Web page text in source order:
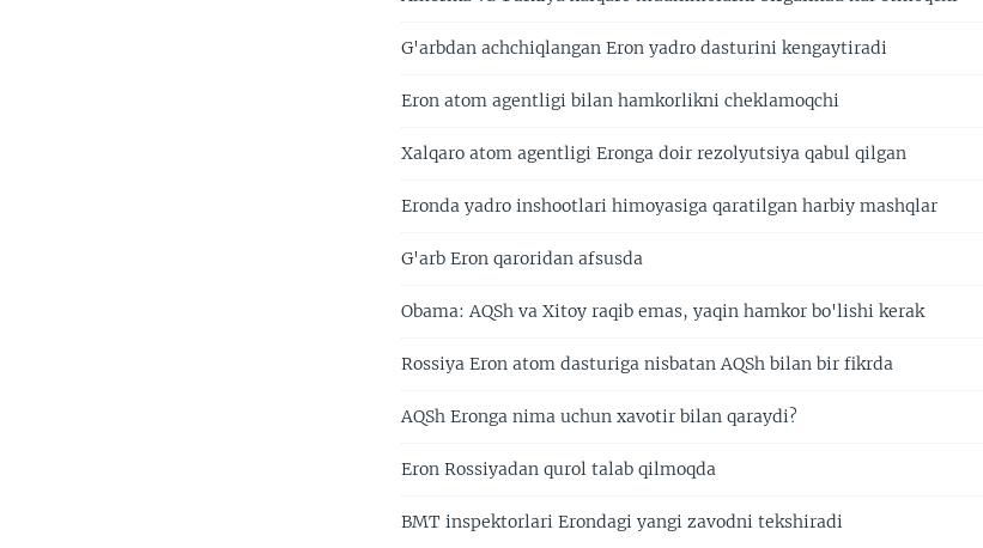
G'arbdan achchiqlangan Eron yadro dasturini kengaytiradi
Eron atom agentligi bilan hamkorlikni cheklamoqchi
Xalqaro atom agentligi Eronga doir rezolyutsiya qabul qilgan
Eronda yadro inshootlari himoyasiga qaratilgan harbiy mashqlar
G'arb Eron qaroridan afsusda
Obama: AQSh va Xitoy raqib emas, yaqin hamkor bo'lishi kerak
Rossiya Eron atom dasturiga nisbatan AQSh bilan bir fikrda
AQSh Eronga nima uchun xavotir bilan qaraydi?
Eron Rossiyadan qurol talab qilmoqda
BMT inspektorlari Erondagi yangi zavodni tekshiradi